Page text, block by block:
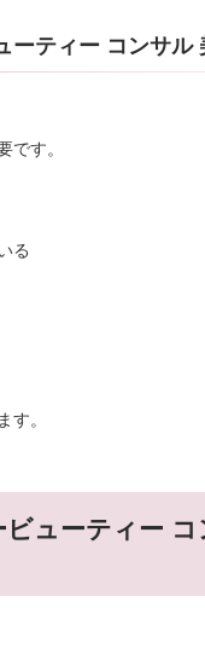
ーティー コンサ
です。
る
す。
ューティー